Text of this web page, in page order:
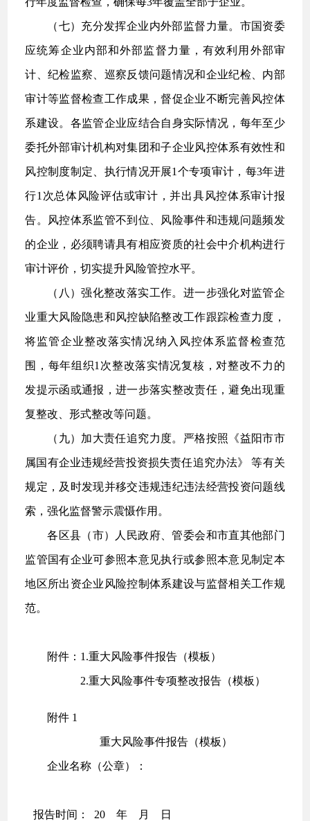
（七）充分发挥企业内外部监督力量。市国资委
应统筹企业内部和外部监督力量，有效利用外部审
计、纪检监察、巡察反馈问题情况和企业纪检、内部
审计等监督检查工作成果，督促企业不断完善风控体
系建设。各监管企业应结合自身实际情况，每年至少
委托外部审计机构对集团和子企业风控体系有效性和
风控制度制定、执行情况开展1个专项审计，每3年进
行1次总体风险评估或审计，并出具风控体系审计报
告。风控体系监管不到位、风险事件和违规问题频发
的企业，必须聘请具有相应资质的社会中介机构进行
审计评价，切实提升风险管控水平。
（八）强化整改落实工作。进一步强化对监管企
业重大风险隐患和风控缺陷整改工作跟踪检查力度，
将监管企业整改落实情况纳入风控体系监督检查范
围，每年组织1次整改落实情况复核，对整改不力的
发提示函或通报，进一步落实整改责任，避免出现重
复整改、形式整改等问题。
（九）加大责任追究力度。严格按照《益阳市市
属国有企业违规经营投资损失责任追究办法》 等有关
规定，及时发现并移交违规违纪违法经营投资问题线
索，强化监督警示震慑作用。
各区县（市）人民政府、管委会和市直其他部门
监管国有企业可参照本意见执行或参照本意见制定本
地区所出资企业风险控制体系建设与监督相关工作规
范。
附件：1.重大风险事件报告（模板）
2.重大风险事件专项整改报告（模板）
附件 1
重大风险事件报告（模板）
企业名称（公章）：
报告时间： 20 年 月 日